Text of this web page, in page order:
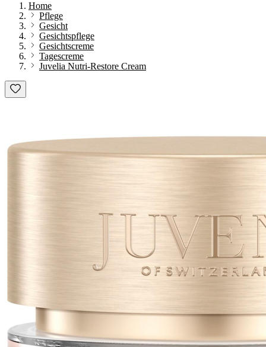
Home
Pflege
Gesicht
Gesichtspflege
Gesichtscreme
Tagescreme
Juvelia Nutri-Restore Cream